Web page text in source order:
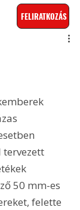
FELIRATKOZÁS
50 mm-es
felette